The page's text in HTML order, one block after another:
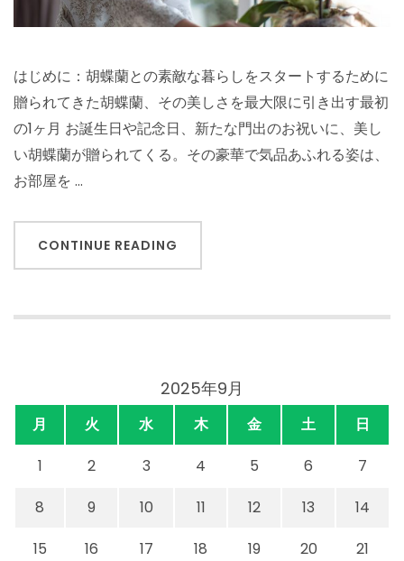
はじめに：胡蝶蘭との素敵な暮らしをスタートするために
贈られてきた胡蝶蘭、その美しさを最大限に引き出す最初
の1ヶ月 お誕生日や記念日、新たな門出のお祝いに、美し
い胡蝶蘭が贈られてくる。その豪華で気品あふれる姿は、
お部屋を …
CONTINUE READING
2025年9月
月 火 水 木 金 土
日
1
2 3 4 5 6
7
8
9 10 11 12 13
14
15
16 17 18 19 20
21